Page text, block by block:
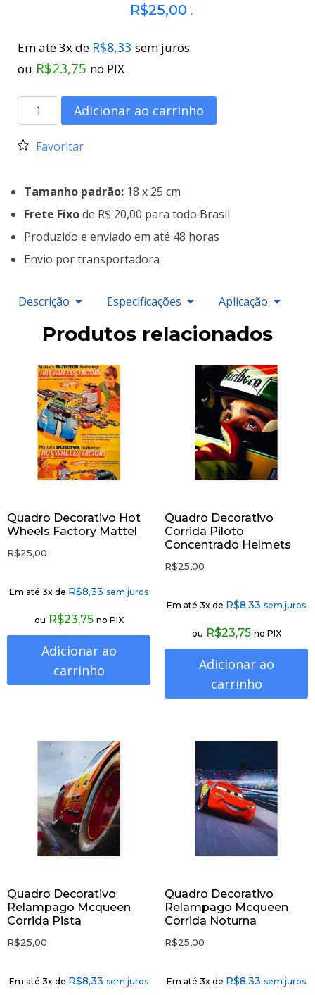
R$25,00 .
Em até 3x de R$8,33 sem juros
ou R$23,75 no PIX
Adicionar ao carrinho
Favoritar
Tamanho padrão: 18 x 25 cm
Frete Fixode R$ 20,00 para todo Brasil
Produzido e enviado em até 48 horas
Envio por transportadora
Descrição Especificações Aplicação
Produtos relacionados
Quadro Decorativo Hot
Wheels Factory Mattel
R$25,00
Em até 3x de R$8,33 sem juros
ou R$23,75 no PIX
Adicionar ao
carrinho
Quadro Decorativo
Corrida Piloto
Concentrado Helmets
R$25,00
Em até 3x de R$8,33 sem juros
ou R$23,75 no PIX
Adicionar ao
carrinho
Quadro Decorativo
Relampago Mcqueen
Corrida Pista
R$25,00
Em até 3x de R$8,33 sem juros
Quadro Decorativo
Relampago Mcqueen
Corrida Noturna
R$25,00
Em até 3x de R$8,33 sem juros